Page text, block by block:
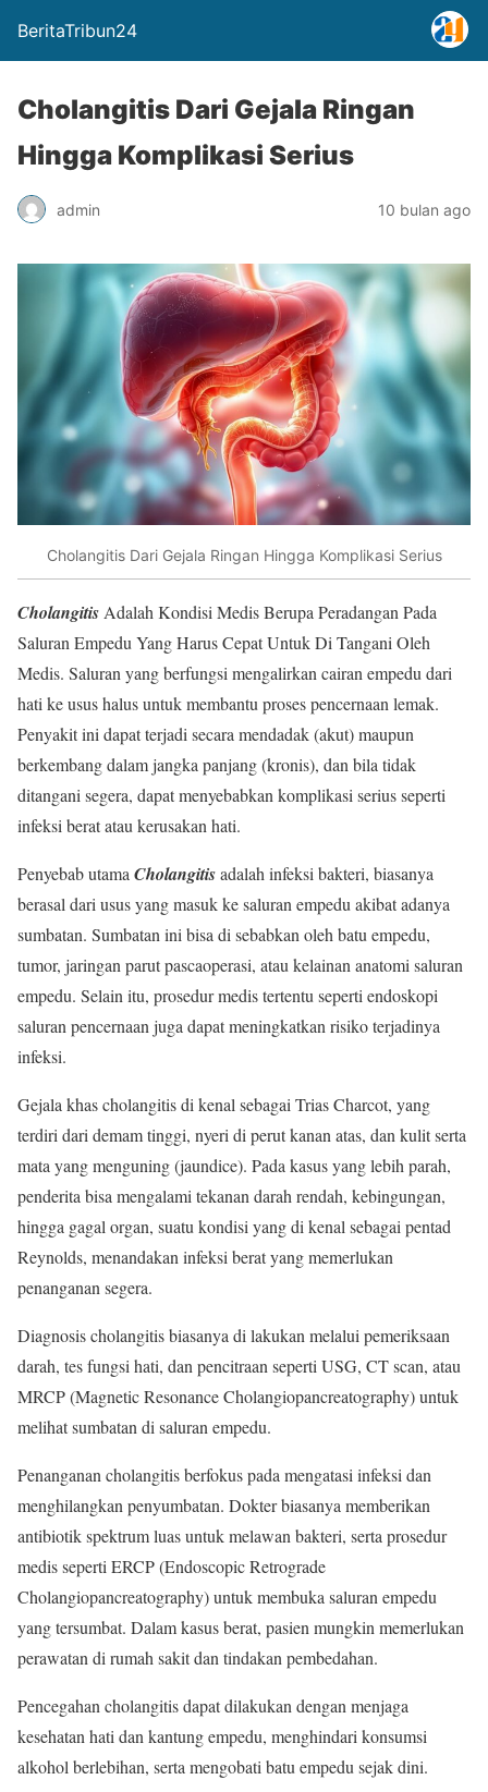
BeritaTribun24
Cholangitis Dari Gejala Ringan
Hingga Komplikasi Serius
admin 10 bulan ago
Cholangitis Dari Gejala Ringan Hingga Komplikasi Serius
Cholangitis Adalah Kondisi Medis Berupa Peradangan Pada
Saluran Empedu Yang Harus Cepat Untuk Di Tangani Oleh
Medis. Saluran yang berfungsi mengalirkan cairan empedu dari
hati ke usus halus untuk membantu proses pencernaan lemak.
Penyakit ini dapat terjadi secara mendadak (akut) maupun
berkembang dalam jangka panjang (kronis), dan bila tidak
ditangani segera, dapat menyebabkan komplikasi serius seperti
infeksi berat atau kerusakan hati.
Penyebab utama Cholangitisadalah infeksi bakteri, biasanya
berasal dari usus yang masuk ke saluran empedu akibat adanya
sumbatan. Sumbatan ini bisa di sebabkan oleh batu empedu,
tumor, jaringan parut pascaoperasi, atau kelainan anatomi saluran
empedu. Selain itu, prosedur medis tertentu seperti endoskopi
saluran pencernaan juga dapat meningkatkan risiko terjadinya
infeksi.
Gejala khas cholangitis di kenal sebagai Trias Charcot, yang
terdiri dari demam tinggi, nyeri di perut kanan atas, dan kulit serta
mata yang menguning (jaundice). Pada kasus yang lebih parah,
penderita bisa mengalami tekanan darah rendah, kebingungan,
hingga gagal organ, suatu kondisi yang di kenal sebagai pentad
Reynolds, menandakan infeksi berat yang memerlukan
penanganan segera.
Diagnosis cholangitis biasanya di lakukan melalui pemeriksaan
darah, tes fungsi hati, dan pencitraan seperti USG, CT scan, atau
MRCP (Magnetic Resonance Cholangiopancreatography) untuk
melihat sumbatan di saluran empedu.
Penanganan cholangitis berfokus pada mengatasi infeksi dan
menghilangkan penyumbatan. Dokter biasanya memberikan
antibiotik spektrum luas untuk melawan bakteri, serta prosedur
medis seperti ERCP (Endoscopic Retrograde
Cholangiopancreatography) untuk membuka saluran empedu
yang tersumbat. Dalam kasus berat, pasien mungkin memerlukan
perawatan di rumah sakit dan tindakan pembedahan.
Pencegahan cholangitis dapat dilakukan dengan menjaga
kesehatan hati dan kantung empedu, menghindari konsumsi
alkohol berlebihan, serta mengobati batu empedu sejak dini.